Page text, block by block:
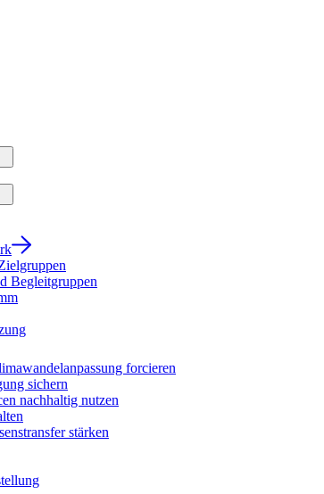
Begleitgruppen
forcieren
sichern
nachhaltig nutzen
stärken